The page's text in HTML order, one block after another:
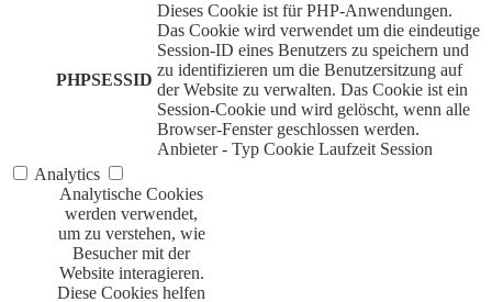
PHPSESSID
Dieses Cookie ist für PHP-Anwendungen.
Das Cookie wird verwendet um die eindeutige
Session-ID eines Benutzers zu speichern und
zu identifizieren um die Benutzersitzung auf
der Website zu verwalten. Das Cookie ist ein
Session-Cookie und wird gelöscht, wenn alle
Browser-Fenster geschlossen werden.
Anbieter - Typ Cookie Laufzeit Session
Analytics
Analytische Cookies
werden verwendet,
um zu verstehen, wie
Besucher mit der
Website interagieren.
Diese Cookies helfen